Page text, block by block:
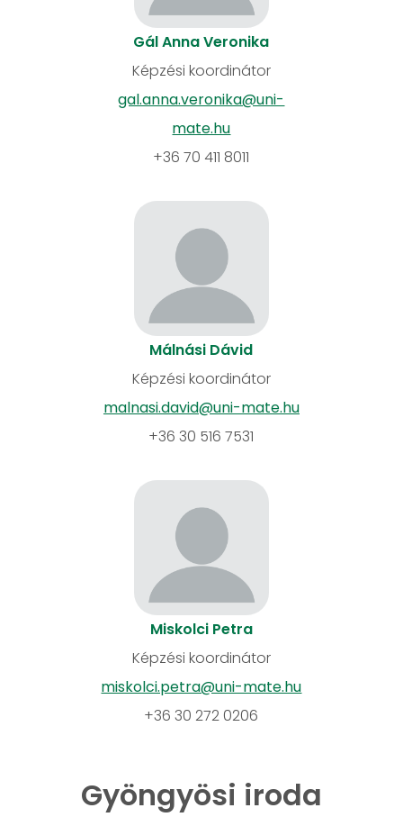
Gál Anna Veronika
Képzési koordinátor
gal.anna.veronika@uni-
mate.hu
+36 70 411 8011
Málnási Dávid
Képzési koordinátor
malnasi.david@uni-mate.hu
+36 30 516 7531
Miskolci Petra
Képzési koordinátor
miskolci.petra@uni-mate.hu
+36 30 272 0206
Gyöngyösi iroda